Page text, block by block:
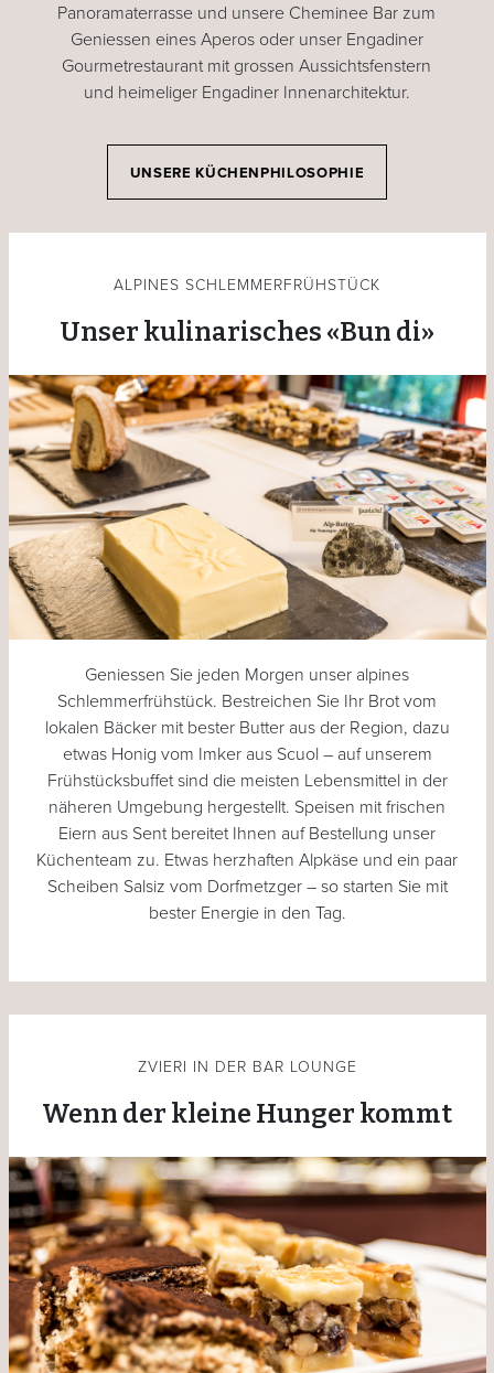
Panoramaterrasse und unsere Cheminee Bar zum
Geniessen eines Aperos oder unser Engadiner
Gourmetrestaurant mit grossen Aussichtsfenstern
und heimeliger Engadiner Innenarchitektur.
UNSERE KÜCHENPHILOSOPHIE
ALPINES SCHLEMMERFRÜHSTÜCK
Unser kulinarisches «Bun di»
Geniessen Sie jeden Morgen unser alpines
Schlemmerfrühstück. Bestreichen Sie Ihr Brot vom
lokalen Bäcker mit bester Butter aus der Region, dazu
etwas Honig vom Imker aus Scuol – auf unserem
Frühstücksbuffet sind die meisten Lebensmittel in der
näheren Umgebung hergestellt. Speisen mit frischen
Eiern aus Sent bereitet Ihnen auf Bestellung unser
Küchenteam zu. Etwas herzhaften Alpkäse und ein paar
Scheiben Salsiz vom Dorfmetzger – so starten Sie mit
bester Energie in den Tag.
ZVIERI IN DER BAR LOUNGE
Wenn der kleine Hunger kommt